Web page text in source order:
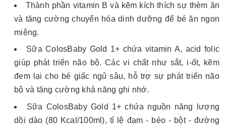
Thành phần vitamin B và kẽm kích thích sự thèm ăn
và tăng cường chuyển hóa dinh dưỡng để bé ăn ngon
miệng.
Sữa ColosBaby Gold 1+ chứa vitamin A, acid folic
giúp phát triển não bộ. Các vi chất như sắt, i-ốt, kẽm
đem lại cho bé giấc ngủ sâu, hỗ trợ sự phát triển não
bộ và tăng cường khả năng ghi nhớ.
Sữa ColosBaby Gold 1+ chứa nguồn năng lượng
dồi dào (80 Kcal/100ml), tỉ lệ đạm - béo - bột - đường